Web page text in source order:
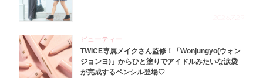
ビューティー
TWICE専属メイクさん監修！「Wonjungyo(ウォン
ジョンヨ)」からひと塗りでアイドルみたいな涙袋
が完成するペンシル登場♡